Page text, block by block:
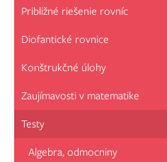
Približné riešenie rovníc
Diofantické rovnice
Konštrukčné úlohy
Zaujímavosti v matematike
Testy
Algebra, odmocniny